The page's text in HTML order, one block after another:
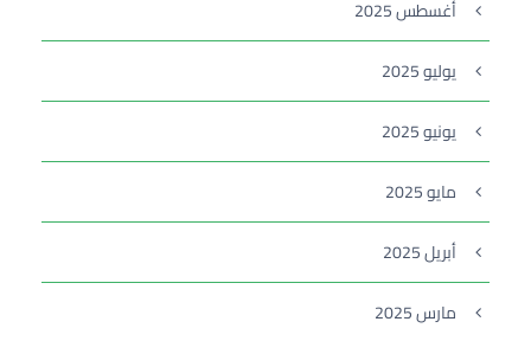
أغسطس 2025
يوليو 2025
يونيو 2025
مايو 2025
أبريل 2025
مارس 2025